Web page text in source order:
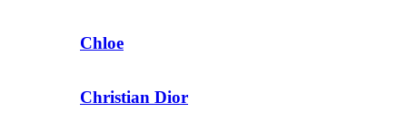
Chloe
Christian Dior